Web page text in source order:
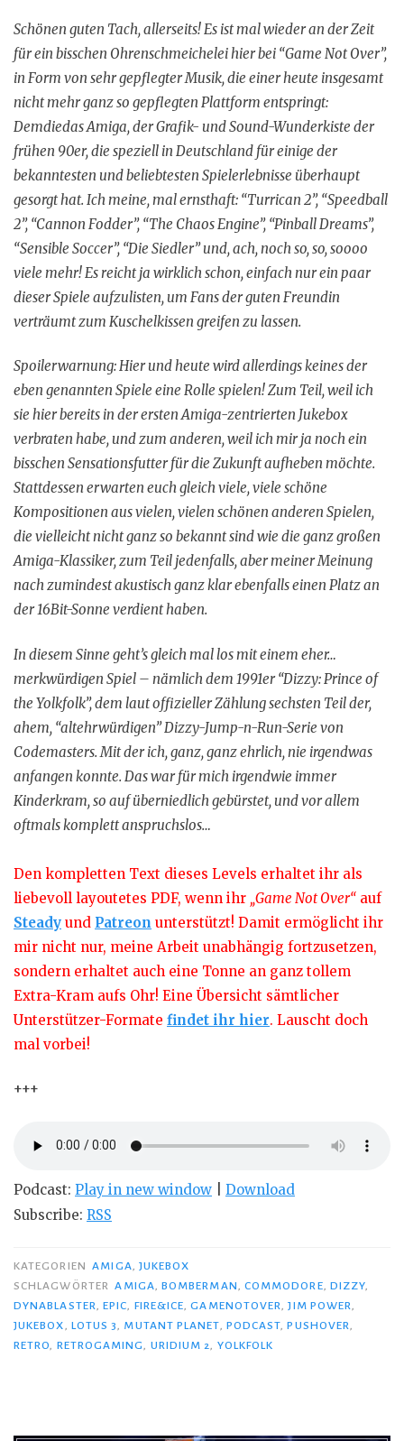
Schönen guten Tach, allerseits! Es ist mal wieder an der Zeit
für ein bisschen Ohrenschmeichelei hier bei “Game Not Over”,
in Form von sehr gepflegter Musik, die einer heute insgesamt
nicht mehr ganz so gepflegten Plattform entspringt:
Demdiedas Amiga, der Grafik- und Sound-Wunderkiste der
frühen 90er, die speziell in Deutschland für einige der
bekanntesten und beliebtesten Spielerlebnisse überhaupt
gesorgt hat. Ich meine, mal ernsthaft: “Turrican 2”, “Speedball
2”, “Cannon Fodder”, “The Chaos Engine”, “Pinball Dreams”,
“Sensible Soccer”, “Die Siedler” und, ach, noch so, so, soooo
viele mehr! Es reicht ja wirklich schon, einfach nur ein paar
dieser Spiele aufzulisten, um Fans der guten Freundin
verträumt zum Kuschelkissen greifen zu lassen.
Spoilerwarnung: Hier und heute wird allerdings keines der
eben genannten Spiele eine Rolle spielen! Zum Teil, weil ich
sie hier bereits in der ersten Amiga-zentrierten Jukebox
verbraten habe, und zum anderen, weil ich mir ja noch ein
bisschen Sensationsfutter für die Zukunft aufheben möchte.
Stattdessen erwarten euch gleich viele, viele schöne
Kompositionen aus vielen, vielen schönen anderen Spielen,
die vielleicht nicht ganz so bekannt sind wie die ganz großen
Amiga-Klassiker, zum Teil jedenfalls, aber meiner Meinung
nach zumindest akustisch ganz klar ebenfalls einen Platz an
der 16Bit-Sonne verdient haben.
In diesem Sinne geht’s gleich mal los mit einem eher…
merkwürdigen Spiel – nämlich dem 1991er “Dizzy: Prince of
the Yolkfolk”, dem laut offizieller Zählung sechsten Teil der,
ahem, “altehrwürdigen” Dizzy-Jump-n-Run-Serie von
Codemasters. Mit der ich, ganz, ganz ehrlich, nie irgendwas
anfangen konnte. Das war für mich irgendwie immer
Kinderkram, so auf überniedlich gebürstet, und vor allem
oftmals komplett anspruchslos…
Den kompletten Text dieses Levels erhaltet ihr als
liebevoll layoutetes PDF, wenn ihr „Game Not Over“ auf
Steady und Patreon unterstützt! Damit ermöglicht ihr
mir nicht nur, meine Arbeit unabhängig fortzusetzen,
sondern erhaltet auch eine Tonne an ganz tollem
Extra-Kram aufs Ohr! Eine Übersicht sämtlicher
Unterstützer-Formate findet ihr hier. Lauscht doch
mal vorbei!
+++
Podcast: Play in new window
Download
Subscribe: RSS
KATEGORIEN AMIGA, JUKEBOX
SCHLAGWÖRTER AMIGA, BOMBERMAN, COMMODORE, DIZZY,
DYNABLASTER,EPIC, FIRE&ICE,GAMENOTOVER,JIM POWER,
JUKEBOX, LOTUS 3, MUTANT PLANET, PODCAST,PUSHOVER,
RETRO, RETROGAMING, URIDIUM 2, YOLKFOLK